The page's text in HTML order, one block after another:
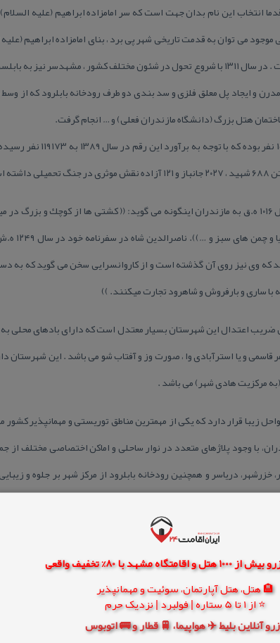
مشهد با 80% تخفیف واقعی
🏨 هتل، هتل آپارتمان، سوئیت و مهمانپذیر
⭐ از 1 تا 5 ستاره | فولبرد | نزدیک حرم
آنلاین بلیط ✈️ هواپیما، 🚆 قطار و 🚌 اتوبوس
انتخاب این نام بدان جهت است كه سر امامزاده ابراهیم (علیه
می توان به قدمت تاریخی شهر پی برد ، بنای امامزاده ابراهیم
باشد كه قدیمی ترین آنها مربوط به ۸۴۱ هجری قمری است . در سال ۱۳۱۱ با شروع تحول در شئون مختلف
و ایجاد پل معلق فلزی و سد بندی دو طرف رودخانه بابلرود كه از وسط
هتل بزرگ (دانشگاه مازندران فعلی) و … انجام گرفت.
جمعیت شهرستان بابلسر در سال
.
ملاجان منجم درسفرش به همراه شاه عباس اول در سال ۱۰۱۶ ه.ق به مازندران اینگونه می گوید: (( كشتی ها از
انتظار می
كه وی نیز روی آن گذشته است و از كاروانسرایی سخن می گوید كه به
با ساری و بارفروش و شاهرود تجارت میكنند. ))
اعتدال این شهرستان بسیار معتدل است كه دارای بادهای محلی به
مركزیت هادی شهر) می باشد .
زیبا قرار دارد كه یكی از مهمترین مناطق توریستی و مهمانپذیر
با وجود پلاژهای متعدد در نوار ساحلی و اماكن اختصاصی مختلف از
خزرشهر، دریاسر و همچنین رودخانه بابلرود از مركز شهر بر جلوه و
مشهد سبز بوده است. یعنی مشهدی كه سبز است. واژه مشهد بخاطر سر
مرور زمان به مشهدسر تغییر نام یافت .
نداشت، بطوریكه یك خیابان اصلی، دو باب حمام، یك مدرسه بنام